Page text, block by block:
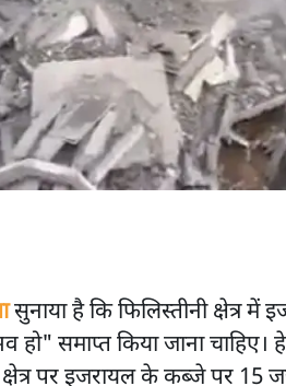
सुनाया है कि फिलिस्तीनी क्षेत्र में
समाप्त किया जाना
पर इजरायल के कब्जे पर 15